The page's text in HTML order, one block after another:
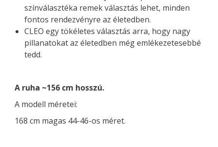
színválasztéka remek választás lehet, minden
fontos rendezvényre az életedben.
CLEO egy tökéletes választás arra, hogy nagy
pillanatokat az életedben még emlékezetesebbé
tedd.
A ruha ~156 cm hosszú.
A modell méretei:
168 cm magas 44-46-os méret.